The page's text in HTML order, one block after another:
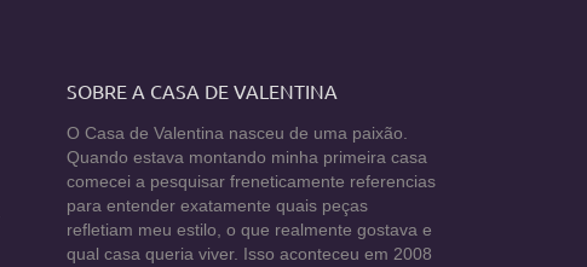
SOBRE A CASA DE VALENTINA
O Casa de Valentina nasceu de uma paixão.
Quando estava montando minha primeira casa
comecei a pesquisar freneticamente referencias
para entender exatamente quais peças
refletiam meu estilo, o que realmente gostava e
qual casa queria viver. Isso aconteceu em 2008